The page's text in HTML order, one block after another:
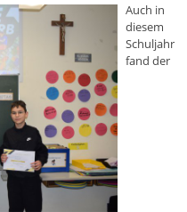
Auch in
diesem
Schuljahr
fand der